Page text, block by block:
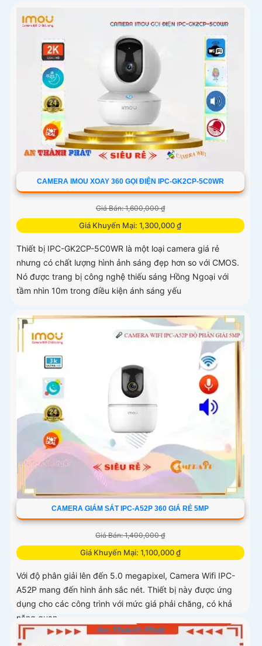
kiệm băng thông
CAMERA IMOU XOAY 360 GỌI ĐIỆN IPC-GK2CP-5C0WR
Giá Bán: 1,600,000 ₫
Giá Khuyến Mại: 1,300,000 ₫
Thiết bị IPC-GK2CP-5C0WR là một loại camera giá rẻ
nhưng có chất lượng hình ảnh sáng đẹp hơn so với CMOS.
Nó được trang bị công nghệ thiếu sáng Hồng Ngoại với
tầm nhìn 10m trong điều kiện ánh sáng yếu
CAMERA GIÁM SÁT IPC-A52P 360 GIÁ RẺ 5MP
Giá Bán: 1,400,000 ₫
Giá Khuyến Mại: 1,100,000 ₫
Với độ phân giải lên đến 5.0 megapixel, Camera Wifi IPC-
A52P mang đến hình ảnh sắc nét. Thiết bị này được ứng
dụng cho các công trình với mức giá phải chăng, có khả
năng quan...